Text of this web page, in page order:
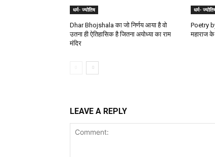
धर्म- ज्योतिष
Dhar Bhojshala का जो निर्णय आया है वो
उतना ही ऐतिहासिक है जितना अयोध्या का राम
मंदिर
धर्म-
Poetry
महाराज
LEAVE A REPLY